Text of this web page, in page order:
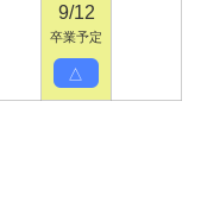
9/12
卒業予定
△